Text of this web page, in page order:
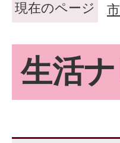
現在のページ
生活